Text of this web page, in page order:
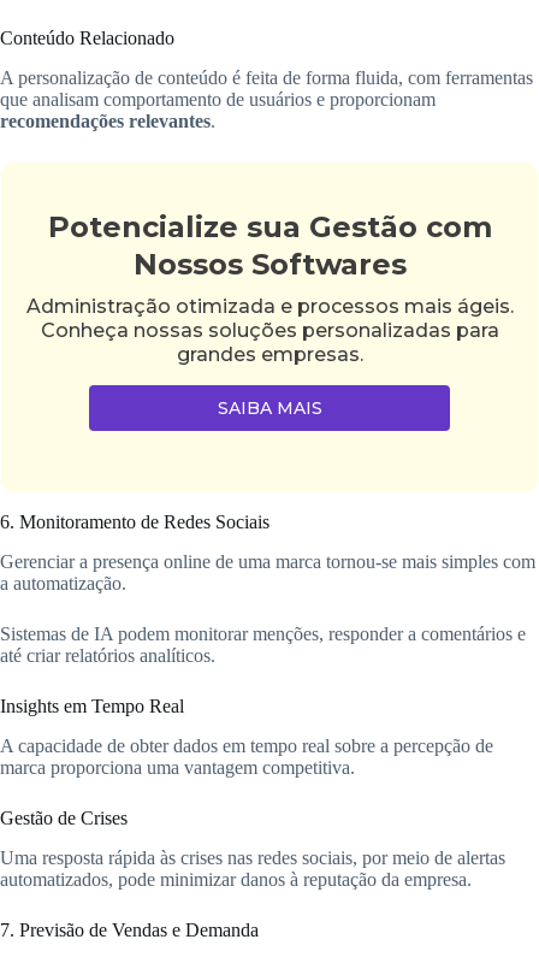
Conteúdo Relacionado
A personalização de conteúdo é feita de forma fluida, com ferramentas
que analisam comportamento de usuários e proporcionam
recomendações relevantes.
Potencialize sua Gestão com
Nossos Softwares
Administração otimizada e processos mais ágeis.
Conheça nossas soluções personalizadas para
grandes empresas.
SAIBA MAIS
6. Monitoramento de Redes Sociais
Gerenciar a presença online de uma marca tornou-se mais simples com
a automatização.
Sistemas de IA podem monitorar menções, responder a comentários e
até criar relatórios analíticos.
Insights em Tempo Real
A capacidade de obter dados em tempo real sobre a percepção de
marca proporciona uma vantagem competitiva.
Gestão de Crises
Uma resposta rápida às crises nas redes sociais, por meio de alertas
automatizados, pode minimizar danos à reputação da empresa.
7. Previsão de Vendas e Demanda